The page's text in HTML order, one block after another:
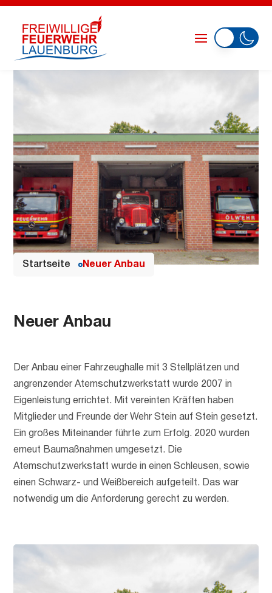
Startseite Neuer Anbau
Neuer Anbau
Der Anbau einer Fahrzeughalle mit 3 Stellplätzen und
angrenzender Atemschutzwerkstatt wurde 2007 in
Eigenleistung errichtet. Mit vereinten Kräften haben
Mitglieder und Freunde der Wehr Stein auf Stein gesetzt.
Ein großes Miteinander führte zum Erfolg. 2020 wurden
erneut Baumaßnahmen umgesetzt. Die
Atemschutzwerkstatt wurde in einen Schleusen, sowie
einen Schwarz- und Weißbereich aufgeteilt. Das war
notwendig um die Anforderung gerecht zu werden.